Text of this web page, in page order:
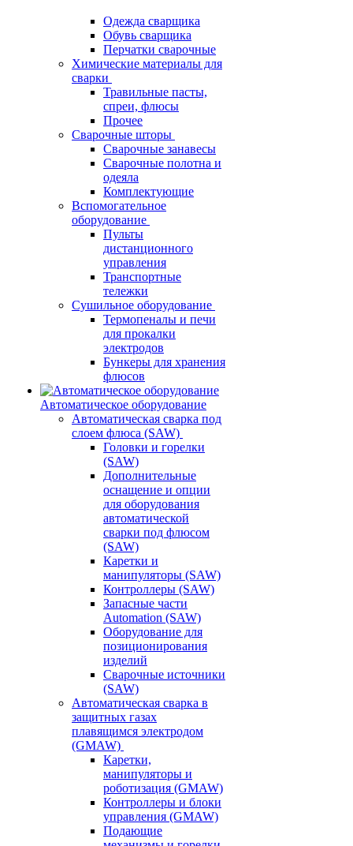
Одежда сварщика
Обувь сварщика
Перчатки сварочные
Химические материалы для
сварки
Травильные пасты,
спреи, флюсы
Прочее
Сварочные шторы
Сварочные занавесы
Сварочные полотна и
одеяла
Комплектующие
Вспомогательное
оборудование
Пульты
дистанционного
управления
Транспортные
тележки
Сушильное оборудование
Термопеналы и печи
для прокалки
электродов
Бункеры для хранения
флюсов
Автоматическое оборудование
Автоматическая сварка под
слоем флюса (SAW)
Головки и горелки
(SAW)
Дополнительные
оснащение и опции
для оборудования
автоматической
сварки под флюсом
(SAW)
Каретки и
манипуляторы (SAW)
Контроллеры (SAW)
Запасные части
Automation (SAW)
Оборудование для
позиционирования
изделий
Сварочные источники
(SAW)
Автоматическая сварка в
защитных газах
плавящимся электродом
(GMAW)
Каретки,
манипуляторы и
роботизация (GMAW)
Контроллеры и блоки
управления (GMAW)
Подающие